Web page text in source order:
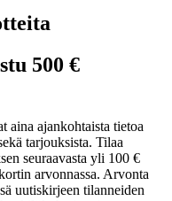
500 €
aina ajankohtaista tietoa
tarjouksista. Tilaa
seuraavasta yli 100 €
arvonnassa. Arvonta
uutiskirjeen tilanneiden